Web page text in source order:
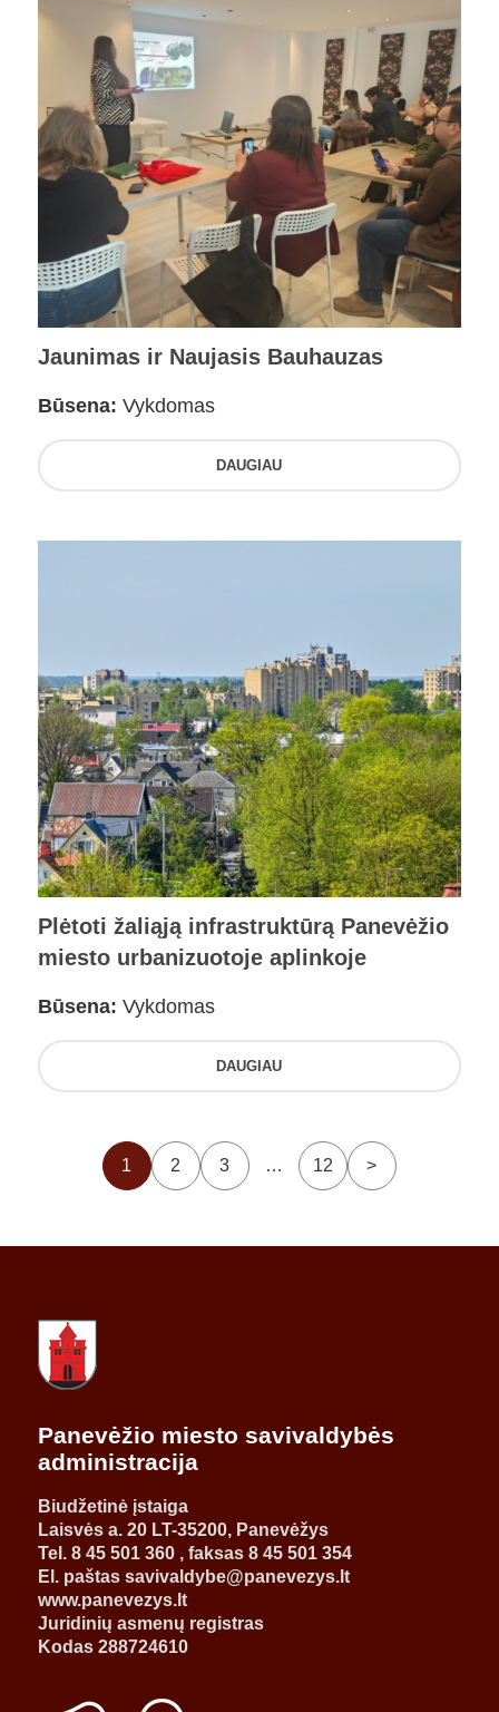
Jaunimas ir Naujasis Bauhauzas
Būsena: Vykdomas
DAUGIAU
Plėtoti žaliąją infrastruktūrą Panevėžio
miesto urbanizuotoje aplinkoje
Būsena: Vykdomas
DAUGIAU
1 2 3 … 12 >
Panevėžio miesto savivaldybės
administracija
Biudžetinė įstaiga
Laisvės a. 20 LT-35200, Panevėžys
Tel. 8 45 501 360 , faksas 8 45 501 354
El. paštas savivaldybe@panevezys.lt
www.panevezys.lt
Juridinių asmenų registras
Kodas 288724610